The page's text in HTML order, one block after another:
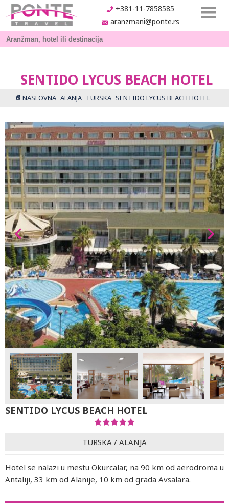
+381-11-7858585
aranzmani@ponte.rs
SENTIDO LYCUS BEACH HOTEL
NASLOVNA ALANJA TURSKA SENTIDO LYCUS BEACH HOTEL
SENTIDO LYCUS BEACH HOTEL
TURSKA / ALANJA
Hotel se nalazi u mestu Okurcalar, na 90 km od aerodroma u
Antaliji, 33 km od Alanije, 10 km od grada Avsalara.